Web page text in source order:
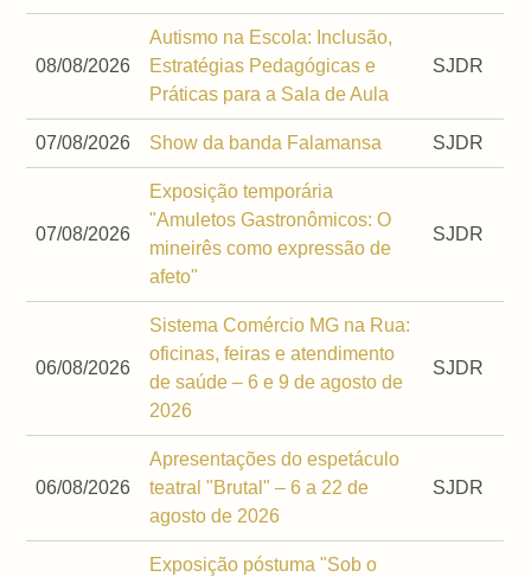
08/08/2026
Autismo na Escola: Inclusão,
Estratégias Pedagógicas e
Práticas para a Sala de Aula
SJDR
07/08/2026 Show da banda Falamansa SJDR
07/08/2026
Exposição temporária
"Amuletos Gastronômicos: O
mineirês como expressão de
afeto"
SJDR
06/08/2026
Sistema Comércio MG na Rua:
oficinas, feiras e atendimento
de saúde – 6 e 9 de agosto de
2026
SJDR
06/08/2026
Apresentações do espetáculo
teatral "Brutal" – 6 a 22 de
agosto de 2026
SJDR
Exposição póstuma "Sob o